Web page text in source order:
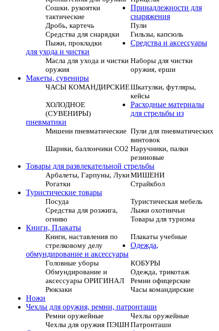
Сошки. рукоятки
тактические
Принадлежности для
снаряжения
Дробь, картечь
Пули
Средства для снарядки
Гильзы, капсюль
Пыжи, прокладки
Средства и аксессуары
для ухода и чистки
Масла для ухода и чистки
оружия
Наборы для чистки
оружия, ерши
Макеты, сувениры
ЧАСЫ КОМАНДИРСКИЕШкатулки, футляры,
кейсы
ХОЛОДНОЕ
(СУВЕНИРЫ)
Расходные материалы
для стрельбы из
пневматики
Мишени пневматические Пули для пневматических
винтовок
Шарики, баллончики СО2 Наручники, палки
резиновые
Товары для развлекательной стрельбы
Арбалеты, Гарпуны, ЛукиМИШЕНИ
Рогатки
Страйкбол
Туристические товары
Посуда
Туристическая мебель
Средства для розжига,
огниво
Лыжи охотничьи
Товары для туризма
Книги, Плакаты
Книги, наставления по
стрелковому делу
Плакаты учебные
Одежда,
обмундирование и аксессуары
Головные уборы
КОБУРЫ
Обмундирование и
аксессуары ОРИГИНАЛ
Одежда, трикотаж
Ремни офицерские
Рюкзаки
Часы командирские
Ножи
Чехлы для оружия, ремни, патронташи
Ремни оружейные
Чехлы оружейные
Чехлы для оружия ПЭШНПатронташи